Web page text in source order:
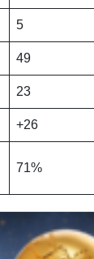
5
49
23
+26
71%